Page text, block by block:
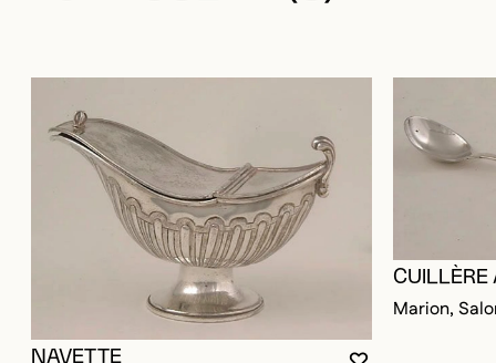
NAVETTE
CUILLÈRE
Marion,